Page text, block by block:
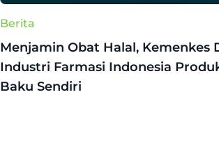
Berita
Menjamin Obat Halal, Kemenkes
Industri Farmasi Indonesia
Baku Sendiri